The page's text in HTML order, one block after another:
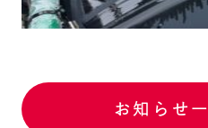
お知らせ